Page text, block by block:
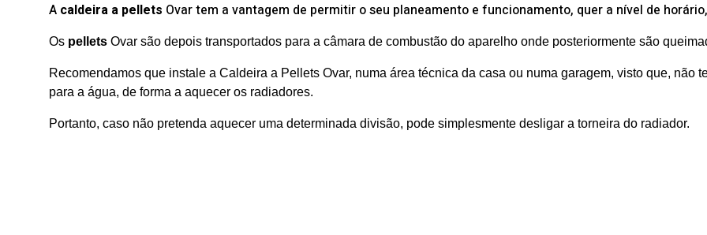
A caldeira a pellets Ovar tem a vantagem de permitir o seu planeamento e funcionamento, quer a nível de
Os pellets Ovar são depois transportados para a câmara de combustão do aparelho onde posteriormente são
Recomendamos que instale a Caldeira a Pellets Ovar, numa área técnica da casa ou numa garagem, visto que, não
para a água, de forma a aquecer os radiadores.
Portanto, caso não pretenda aquecer uma determinada divisão, pode simplesmente desligar a torneira do radiador.